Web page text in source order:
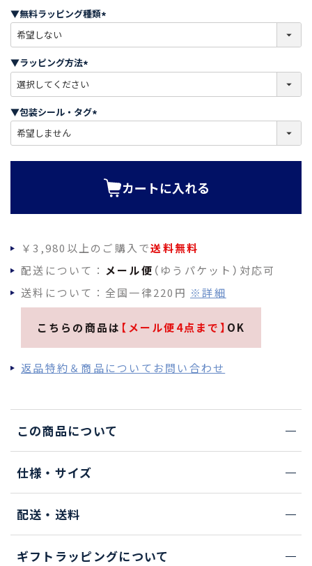
)
▼無料ラッピング種類
必
)
▼ラッピング方法
必
須
)
▼包装シール・タグ
必
カートに入れる
￥3,980以上のご購入で送料無料
配送について： メール便 （ゆうパケット）対応可
送料について：全国一律220円 ※詳細
こちらの商品は 【メール便4点まで】 OK
返品特約＆商品についてお問い合わせ
この商品について
仕様・サイズ
配送・送料
ギフトラッピングについて